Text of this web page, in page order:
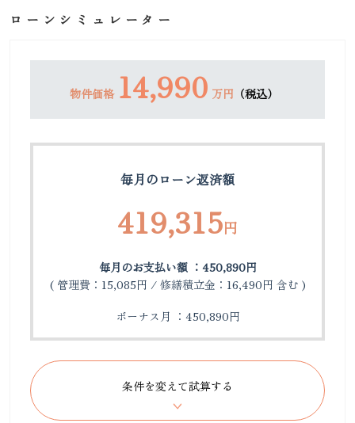
ローンシミュレーター
物件価格 14,990 万円 （税込）
毎月のローン返済額
419,315円
毎月のお支払い額 ：450,890円
( 管理費：15,085円 / 修繕積立金：16,490円 含む )
ボーナス月 ：450,890円